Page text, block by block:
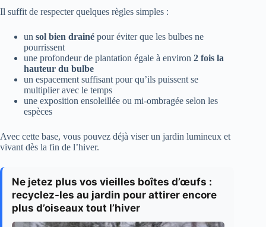
Il suffit de respecter quelques règles simples :
un sol bien drainé pour éviter que les bulbes ne
pourrissent
une profondeur de plantation égale à environ 2 fois la
hauteur du bulbe
un espacement suffisant pour qu’ils puissent se
multiplier avec le temps
une exposition ensoleillée ou mi-ombragée selon les
espèces
Avec cette base, vous pouvez déjà viser un jardin lumineux et
vivant dès la fin de l’hiver.
Ne jetez plus vos vieilles boîtes d’œufs :
recyclez-les au jardin pour attirer encore
plus d’oiseaux tout l’hiver